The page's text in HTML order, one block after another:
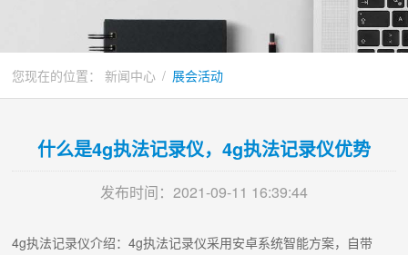
您现在的位置：新闻中心 / 展会活动
什么是4g执法记录仪，4g执法记录仪优势
发布时间：2021-09-11 16:39:44
4g执法记录仪介绍：4g执法记录仪采用安卓系统智能方案，自带